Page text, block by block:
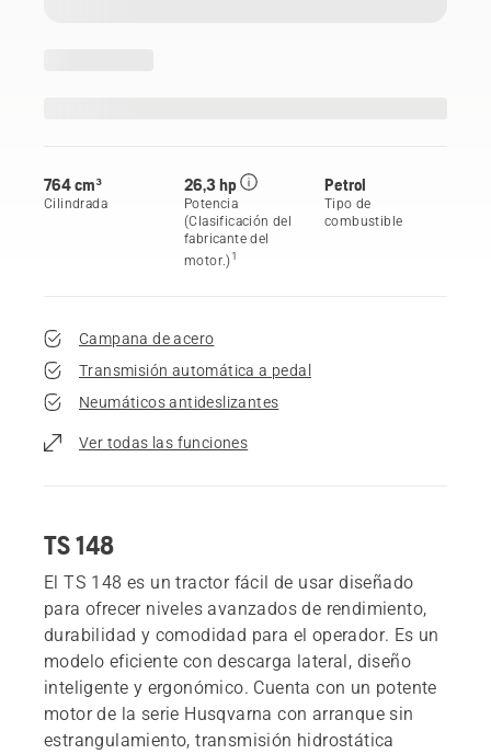
764 cm³
Cilindrada
26,3 hp
Potencia
(Clasificación del
fabricante del
motor.)1
Petrol
Tipo de
combustible
Campana de acero
Transmisión automática a pedal
Neumáticos antideslizantes
Ver todas las funciones
TS 148
El TS 148 es un tractor fácil de usar diseñado
para ofrecer niveles avanzados de rendimiento,
durabilidad y comodidad para el operador. Es un
modelo eficiente con descarga lateral, diseño
inteligente y ergonómico. Cuenta con un potente
motor de la serie Husqvarna con arranque sin
estrangulamiento, transmisión hidrostática